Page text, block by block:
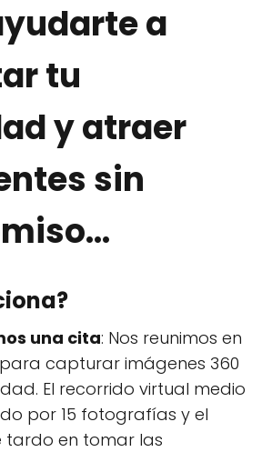
a
tu
y atraer
sin
una cita: Nos reunimos en
capturar imágenes 360
El recorrido virtual medio
por 15 fotografías y el
tardo en tomar las